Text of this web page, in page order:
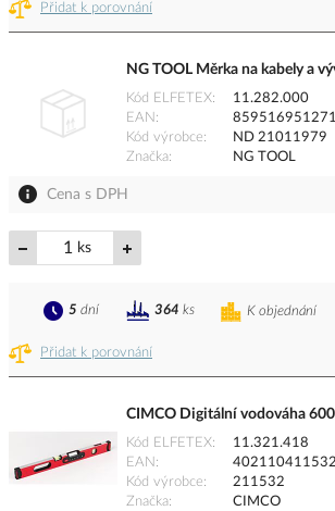
Přidat k porovnání
NG TOOL Měrka na kabely a
Kód ELFETEX
11.282.000
EAN
Kód výrobce
ND 21011979
Značka
NG TOOL
Cena s DPH
ks
Přidat k porovnání
K objednání
5 dní 364 ks
CIMCO Digitální vodováha
Kód ELFETEX
11.321.418
EAN
Kód výrobce
211532
Značka
CIMCO